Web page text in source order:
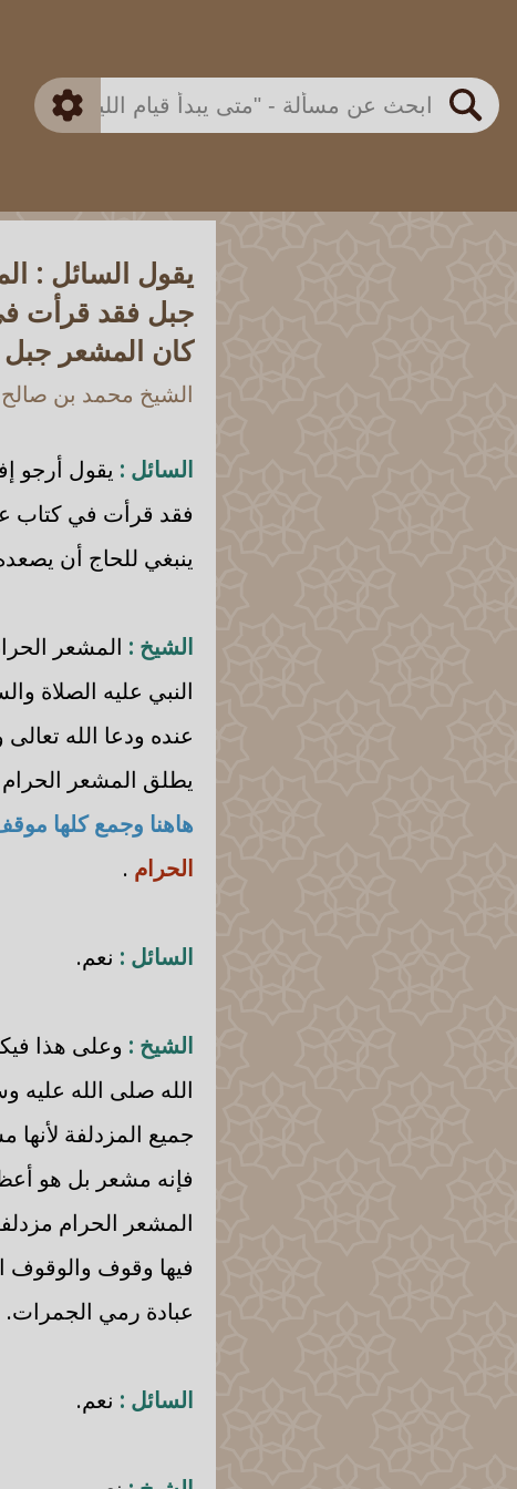
بحث
اللجنة الدائمة
متقدم
يقول السائل :
جبل فقد قرأت
كان المشعر جبل
الشيخ محمد بن صالح
السائل : يقول أرجو
فقد قرأت في كتاب
ينبغي للحاج أن
الشيخ : المشعر
النبي عليه الصلاة
عنده ودعا الله
يطلق المشعر
هاهنا وجمع كلها
الحرام .
السائل : نعم.
الشيخ : وعلى هذا
الله صلى الله عليه
جميع المزدلفة
فإنه مشعر بل هو
المشعر الحرام
فيها وقوف
عبادة رمي الجمرات.
السائل : نعم.